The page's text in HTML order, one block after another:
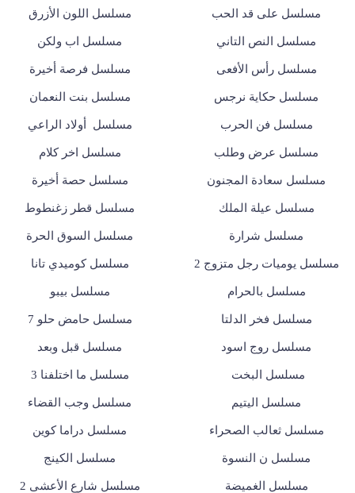
مسلسل على قد الحب مسلسل اللون الأزرق
مسلسل النص التاني مسلسل اب ولكن
مسلسل رأس الأفعى مسلسل فرصة أخيرة
مسلسل حكاية نرجس مسلسل بنت النعمان
مسلسل فن الحرب مسلسل أولاد الراعي
مسلسل عرض وطلب مسلسل اخر كلام
مسلسل سعادة المجنون مسلسل حصة أخيرة
مسلسل عيلة الملك مسلسل قطر زغنطوط
مسلسل شرارة مسلسل السوق الحرة
مسلسل يوميات رجل متزوج 2 مسلسل كوميدي تانا
مسلسل بالحرام مسلسل بيبو
مسلسل فخر الدلتا مسلسل حامض حلو 7
مسلسل روج اسود مسلسل قبل وبعد
مسلسل البخت مسلسل ما اختلفنا 3
مسلسل اليتيم مسلسل وجب القضاء
مسلسل ثعالب الصحراء مسلسل دراما كوين
مسلسل ن النسوة مسلسل الكينج
مسلسل الغميضة مسلسل شارع الأعشى 2